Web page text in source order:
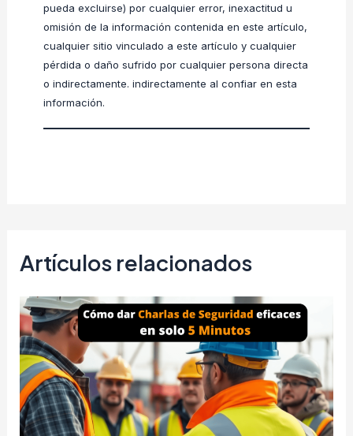
pueda excluirse) por cualquier error, inexactitud u
omisión de la información contenida en este artículo,
cualquier sitio vinculado a este artículo y cualquier
pérdida o daño sufrido por cualquier persona directa
o indirectamente. indirectamente al confiar en esta
información.
Artículos relacionados